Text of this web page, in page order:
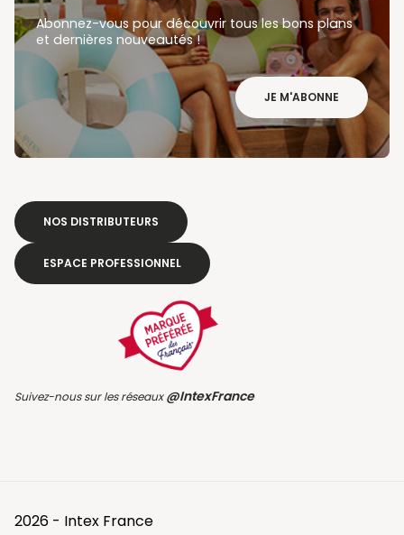
Abonnez-vous pour découvrir tous les bons plans
et dernières nouveautés !
JE M'ABONNE
NOS DISTRIBUTEURS
ESPACE PROFESSIONNEL
Suivez-nous sur les réseaux@IntexFrance
2026 - Intex France